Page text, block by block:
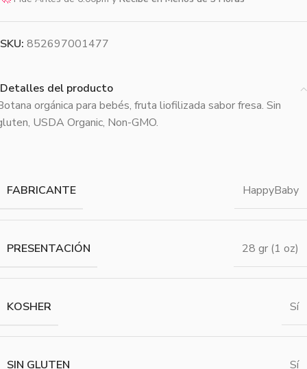
SKU: 852697001477
Detalles del producto
orgánica para bebés, fruta liofilizada sabor fresa. Sin
USDA Organic, Non-GMO.
FABRICANTE HappyBaby
PRESENTACIÓN 28 gr (1 oz)
KOSHER Sí
SIN GLUTEN Sí